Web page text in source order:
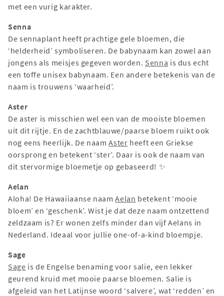
met een vurig karakter.
Senna
De sennaplant heeft prachtige gele bloemen, die
‘helderheid’ symboliseren. De babynaam kan zowel aan
jongens als meisjes gegeven worden. Senna is dus echt
een toffe unisex babynaam. Een andere betekenis van de
naam is trouwens ‘waarheid’.
Aster
De aster is misschien wel een van de mooiste bloemen
uit dit rijtje. En de zachtblauwe/paarse bloem ruikt ook
nog eens heerlijk. De naamAster heeft een Griekse
oorsprong en betekent ‘ster’. Daar is ook de naam van
dit stervormige bloemetje op gebaseerd! ✨
Aelan
Aloha! De Hawaiiaanse naamAelan betekent ‘mooie
bloem’ en ‘geschenk’. Wist je dat deze naam ontzettend
zeldzaam is? Er wonen zelfs minder dan vijf Aelans in
Nederland. Ideaal voor jullie one-of-a-kind bloempje.
Sage
Sage is de Engelse benaming voor salie, een lekker
geurend kruid met mooie paarse bloemen. Salie is
afgeleid van het Latijnse woord ‘salvere’, wat ‘redden’ en